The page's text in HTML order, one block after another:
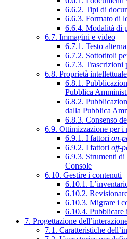
6.6.2. Tipi di
6.6.3. Formato di
6.6.4. Modalità di
6.7. Immagini e video
6.7.1. Testo
6.7.2. Sottotitoli
6.7.3. Trascrizioni
6.8. Proprietà
6.8.1.
Pubblica
6.8.2.
dalla Pubblica
6.8.3. Consenso
6.9. Ottimizzazione per
6.9.1. I fattori on-
6.9.2. I fattori off-
6.9.3. Strumenti di
Console
6.10. Gestire i contenuti
6.10.1.
6.10.2.
6.10.3. Migrare i
6.10.4. Pubblicare
7. Progettazione
7.1. Caratteristiche